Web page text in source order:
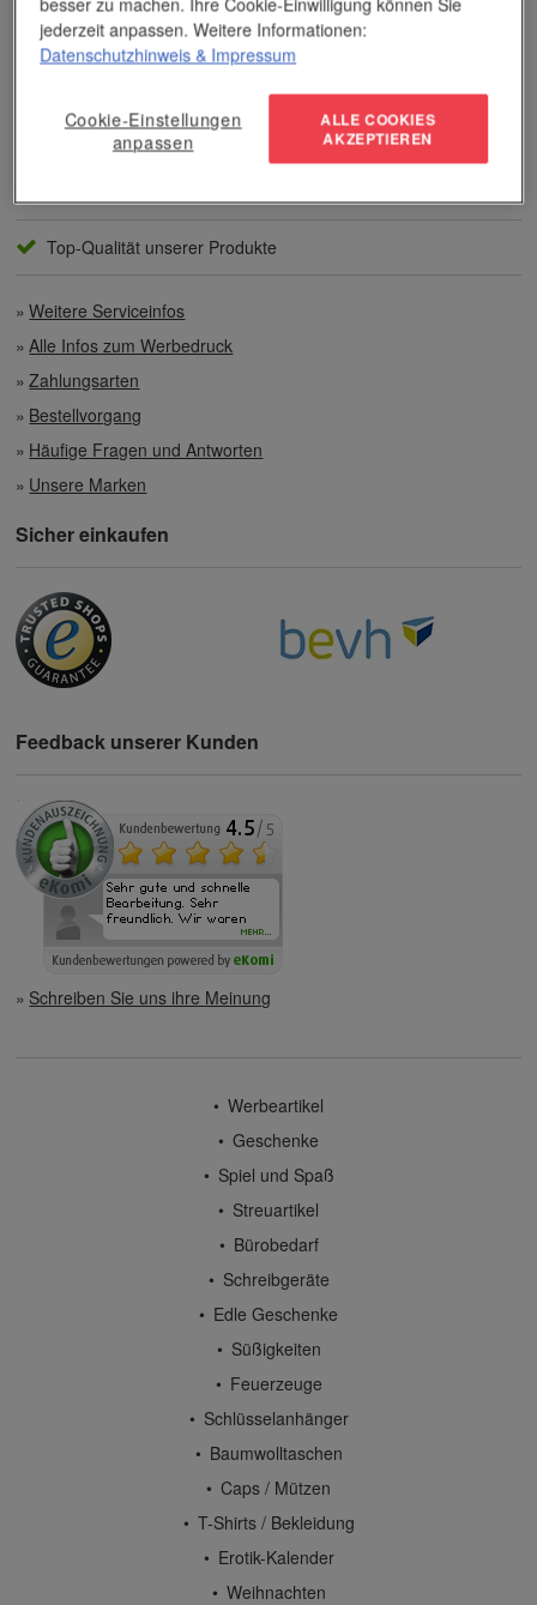
Unser Service
Zahlen per Rechnung
Top-Qualität unserer Produkte
Weitere Serviceinfos
Alle Infos zum Werbedruck
Zahlungsarten
Bestellvorgang
Häufige Fragen und Antworten
Unsere Marken
Sicher einkaufen
Feedback unserer Kunden
Schreiben Sie uns ihre Meinung
Werbeartikel
Geschenke
Spiel und Spaß
Streuartikel
Bürobedarf
Schreibgeräte
Edle Geschenke
Süßigkeiten
Feuerzeuge
Schlüsselanhänger
Baumwolltaschen
Caps / Mützen
T-Shirts / Bekleidung
Erotik-Kalender
Weihnachten
jederzeit anpassen. Weitere Informationen:
Datenschutzhinweis & Impressum
Cookie-Einstellungen
anpassen
ALLE COOKIES
AKZEPTIEREN